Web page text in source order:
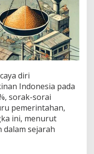
diri
Indonesia pada
sorak-sorai
pemerintahan,
ini, menurut
dalam sejarah